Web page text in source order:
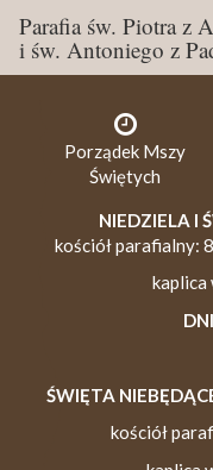
Parafia św. Piotra z
i św. Antoniego z
Porządek Mszy
Świętych
NIEDZIELA I
kościół parafialny:
kaplica
ŚWIĘTA
kościół